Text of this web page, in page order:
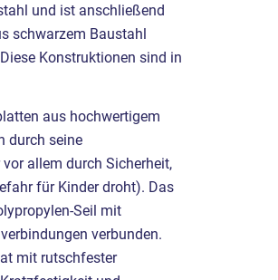
und ist anschließend
schwarzem Baustahl
Konstruktionen sind in
aus hochwertigem
durch seine
allem durch Sicherheit,
für Kinder droht). Das
Seil mit
verbunden.
mit rutschfester